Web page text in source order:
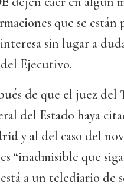
que se
sin lugar a
Ejecutivo.
de que el juez del
del Estado haya
y al del caso del
“inadmisible que
a un telediario de